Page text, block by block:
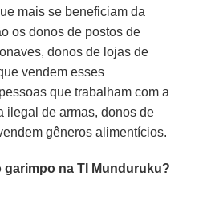
mais se beneficiam da
os donos de postos de
donos de lojas de
vendem esses
que trabalham com a
ilegal de armas, donos de
gêneros alimentícios.
na TI Munduruku?